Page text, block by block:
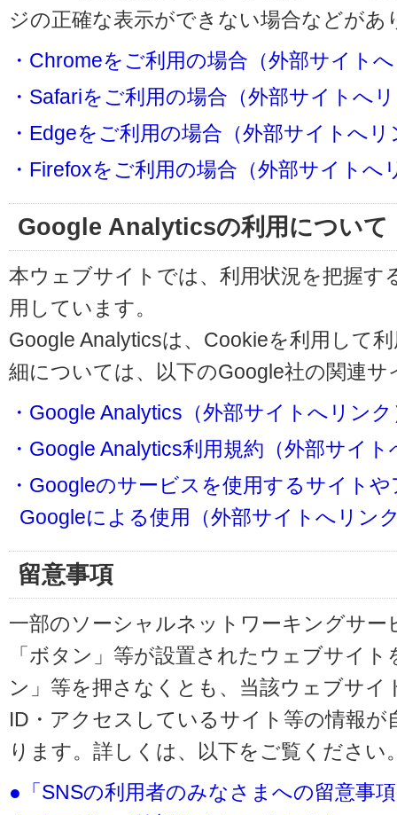
ジの正確な表示ができない場合などが
・Chromeをご利用の場合（外部サイト
・Safariをご利用の場合（外部サイトへ
・Edgeをご利用の場合（外部サイトへリ
・Firefoxをご利用の場合（外部サイトへ
Google Analyticsの利用について
本ウェブサイトでは、利用状況を把握す
用しています。
Google Analyticsは、Cookieを利用して
細については、以下のGoogle社の関連
・Google Analytics（外部サイトへリンク
・Google Analytics利用規約（外部サイ
・Googleのサービスを使用するサイト
Googleによる使用（外部サイトへリン
留意事項
一部のソーシャルネットワーキングサー
「ボタン」等が設置されたウェブサイ
ン」等を押さなくとも、当該ウェブサイ
ID・アクセスしているサイト等の情報
ります。詳しくは、以下をご覧ください
●「SNSの利用者のみなさまへの留意事